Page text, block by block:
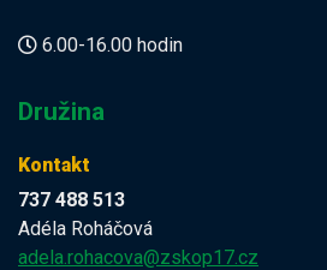
6.00-16.00 hodin
Družina
Kontakt
737 488 513
Adéla Roháčová
adela.rohacova@zskop17.cz